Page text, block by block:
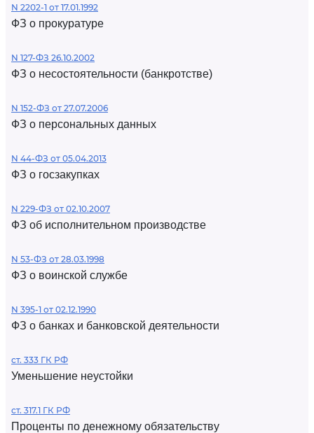
N 2202-1 от 17.01.1992
ФЗ о прокуратуре
N 127-ФЗ 26.10.2002
ФЗ о несостоятельности (банкротстве)
N 152-ФЗ от 27.07.2006
ФЗ о персональных данных
N 44-ФЗ от 05.04.2013
ФЗ о госзакупках
N 229-ФЗ от 02.10.2007
ФЗ об исполнительном производстве
N 53-ФЗ от 28.03.1998
ФЗ о воинской службе
N 395-1 от 02.12.1990
ФЗ о банках и банковской деятельности
ст. 333 ГК РФ
Уменьшение неустойки
ст. 317.1 ГК РФ
Проценты по денежному обязательству